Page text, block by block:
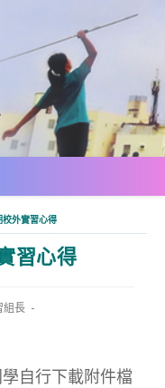
外實習心得
習心得
組長
自行下載附件檔